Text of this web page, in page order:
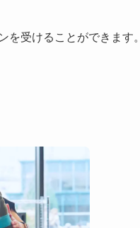
受けることができます。